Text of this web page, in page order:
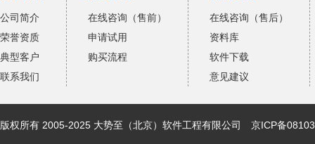
公司简介
荣誉资质
典型客户
联系我们
在线咨询（售前）
申请试用
购买流程
在线咨询（售后）
资料库
软件下载
意见建议
版权所有 2005-2025 大势至（北京）软件工程有限公司 京ICP备